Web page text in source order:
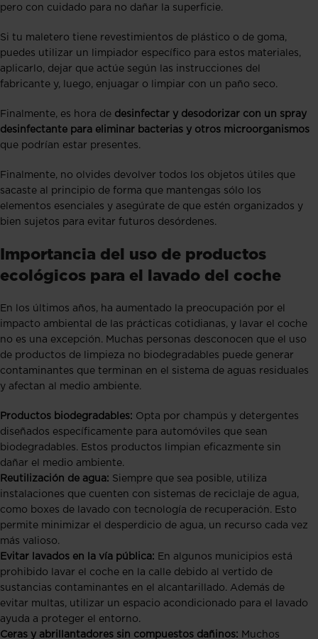
pero con cuidado para no dañar la superficie.
Si tu maletero tiene revestimientos de plástico o de goma,
puedes utilizar un limpiador específico para estos materiales,
aplicarlo, dejar que actúe según las instrucciones del
fabricante y, luego, enjuagar o limpiar con un paño seco.
Finalmente, es hora de desinfectar y desodorizar con un spray
desinfectante para eliminar bacterias y otros microorganismos
que podrían estar presentes.
Finalmente, no olvides devolver todos los objetos útiles que
sacaste al principio de forma que mantengas sólo los
elementos esenciales y asegúrate de que estén organizados y
bien sujetos para evitar futuros desórdenes.
Importancia del uso de productos
ecológicos para el lavado del coche
En los últimos años, ha aumentado la preocupación por el
impacto ambiental de las prácticas cotidianas, y lavar el coche
no es una excepción. Muchas personas desconocen que el uso
de productos de limpieza no biodegradables puede generar
contaminantes que terminan en el sistema de aguas residuales
y afectan al medio ambiente.
Productos biodegradables: Opta por champús y detergentes
diseñados específicamente para automóviles que sean
biodegradables. Estos productos limpian eficazmente sin
dañar el medio ambiente.
Reutilización de agua: Siempre que sea posible, utiliza
instalaciones que cuenten con sistemas de reciclaje de agua,
como boxes de lavado con tecnología de recuperación. Esto
permite minimizar el desperdicio de agua, un recurso cada vez
más valioso.
Evitar lavados en la vía pública: En algunos municipios está
prohibido lavar el coche en la calle debido al vertido de
sustancias contaminantes en el alcantarillado. Además de
evitar multas, utilizar un espacio acondicionado para el lavado
ayuda a proteger el entorno.
Ceras y abrillantadores sin compuestos dañinos: Muchos